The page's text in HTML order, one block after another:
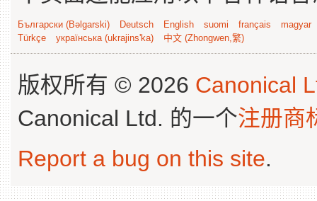
Български (Bəlgarski) Deutsch English suomi français
magyar
Türkçe
українська (ukrajins'ka) 中文 (Zhongwen,繁)
版权所有 © 2026 Canonical
Canonical Ltd. 的一个注册商
Report a bug on this site.